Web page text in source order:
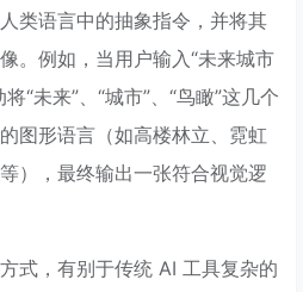
类语言中的抽象指令，并将其
。例如，当用户输入“未来城市
“未来”、“城市”、“鸟瞰”这几个
图形语言（如高楼林立、霓虹
），最终输出一张符合视觉逻
式，有别于传统 AI 工具复杂的